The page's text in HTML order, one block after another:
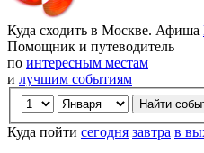
Куда сходить в Москве. Афиша
Помощник и путеводитель
по интересным местам
и лучшим событиям
Куда пойти сегодня завтра в